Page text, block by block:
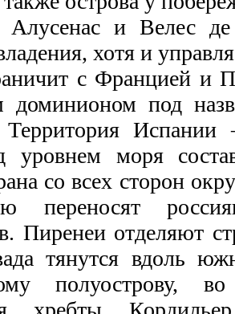
Алусенас и Велес
хотя и
с Францией и
доминионом под
Территория
уровнем моря
со всех сторон
переносят
Пиренеи отделяют
тянутся вдоль
полуострову,